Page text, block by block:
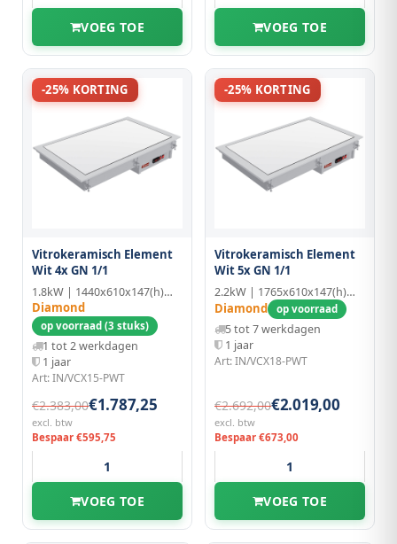
VOEG TOE VOEG TOE
-25% KORTING
Vitrokeramisch Element
Wit 4x GN 1/1
1.8kW | 1440x610x147(h)mm | 4x GN 1/1
Diamond
op voorraad (3 stuks)
1 tot 2 werkdagen
1 jaar
Art: IN/VCX15-PWT
€2.383,00€1.787,25
excl. btw
Bespaar €595,75
VOEG TOE
-25% KORTING
Vitrokeramisch Element
Wit 5x GN 1/1
2.2kW | 1765x610x147(h)mm | 5x GN 1/1
Diamond op voorraad
5 tot 7 werkdagen
1 jaar
Art: IN/VCX18-PWT
€2.692,00€2.019,00
excl. btw
Bespaar €673,00
VOEG TOE